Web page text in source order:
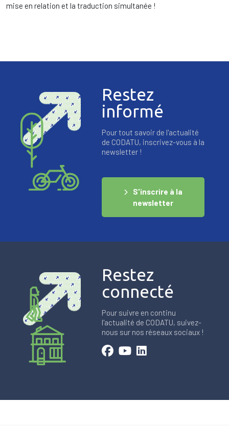
mise en relation et la traduction simultanée !
Restez
informé
Pour tout savoir de l'actualité
de CODATU, inscrivez-vous à la
newsletter !
S'inscrire à la
newsletter
Restez
connecté
Pour suivre en continu
l'actualité de CODATU, suivez-
nous sur nos réseaux sociaux !